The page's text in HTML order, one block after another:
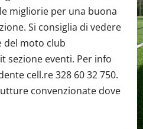
migliorie per una buona
Si consiglia di vedere
del moto club
sezione eventi. Per info
cell.re 328 60 32 750.
convenzionate dove